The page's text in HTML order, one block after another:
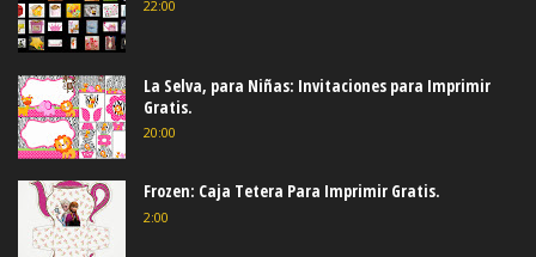
22:00
La Selva, para Niñas: Invitaciones para Imprimir
Gratis.
20:00
Frozen: Caja Tetera Para Imprimir Gratis.
2:00